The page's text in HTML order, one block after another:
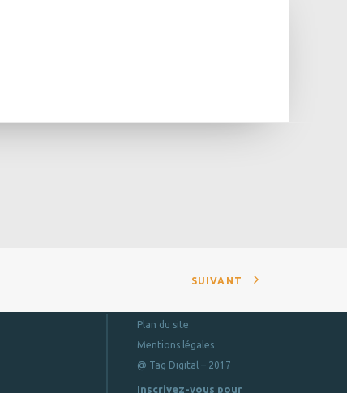
SUIVANT
Plan du site
Mentions légales
@ Tag Digital – 2017
Inscrivez-vous pour